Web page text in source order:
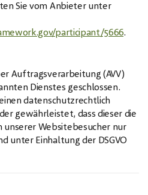
Sie vom Anbieter unter
participant/5666.
Auftragsverarbeitung (AVV)
Dienstes geschlossen.
datenschutzrechtlich
gewährleistet, dass dieser die
Websitebesucher nur
unter Einhaltung der DSGVO